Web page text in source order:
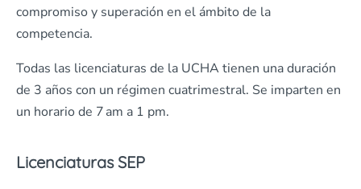
compromiso y superación en el ámbito de la
competencia.
Todas las licenciaturas de la UCHA tienen una duración
de 3 años con un régimen cuatrimestral. Se imparten en
un horario de 7 am a 1 pm.
Licenciaturas SEP